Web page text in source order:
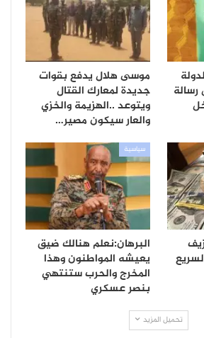
رسالة
موسى هلال يدفع بقوات
جديدة لمعارك القتال
ويتوعد ..الهزيمة والخزي
والعار سيكون مصير…
سياسية
البرهان:نعلم هنالك ضيق
يعيشه المواطنون وهذا
المخرج والحرب ستنتهي
بنصر عسكري
تحميل المزيد